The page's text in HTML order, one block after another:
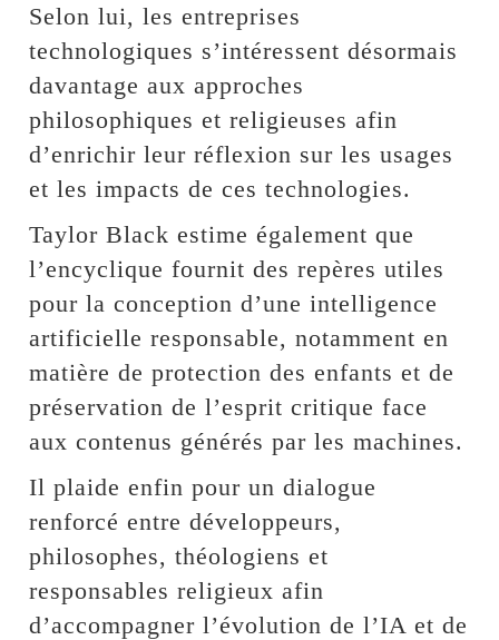
Selon lui, les entreprises
technologiques s’intéressent désormais
davantage aux approches
philosophiques et religieuses afin
d’enrichir leur réflexion sur les usages
et les impacts de ces technologies.
Taylor Black estime également que
l’encyclique fournit des repères utiles
pour la conception d’une intelligence
artificielle responsable, notamment en
matière de protection des enfants et de
préservation de l’esprit critique face
aux contenus générés par les machines.
Il plaide enfin pour un dialogue
renforcé entre développeurs,
philosophes, théologiens et
responsables religieux afin
d’accompagner l’évolution de l’IA et de